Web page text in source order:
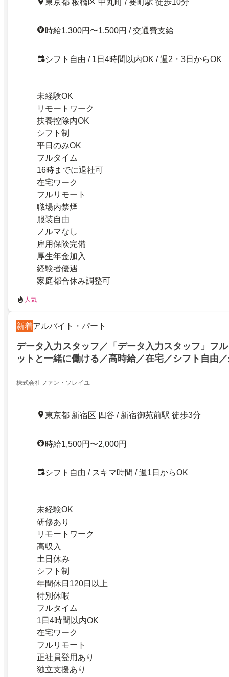
東京都 板橋区 中丸町 / 要町駅 徒歩10分
時給1,300円〜1,500円 / 交通費支給
シフト自由 / 1日4時間以内OK / 週2・3日からOK
未経験OK
リモートワーク
扶養控除内OK
シフト制
平日のみOK
フルタイム
16時までに退社可
在宅ワーク
フルリモート
職場内禁煙
服装自由
ノルマなし
雇用保険完備
厚生年金加入
経験者優遇
家庭都合休み調整可
人気
新着アルバイト・パート
データ入力スタッフ／「データ入力スタッフ」フ
ットと一緒に働ける／高時給／在宅／シフト自由
株式会社ファン・ソレイユ
東京都 新宿区 四谷 / 新宿御苑前駅 徒歩3分
時給1,500円〜2,000円
シフト自由 / スキマ時間 / 週1日からOK
未経験OK
研修あり
リモートワーク
高収入
土日休み
シフト制
年間休日120日以上
特別休暇
フルタイム
1日4時間以内OK
在宅ワーク
フルリモート
正社員登用あり
独立支援あり